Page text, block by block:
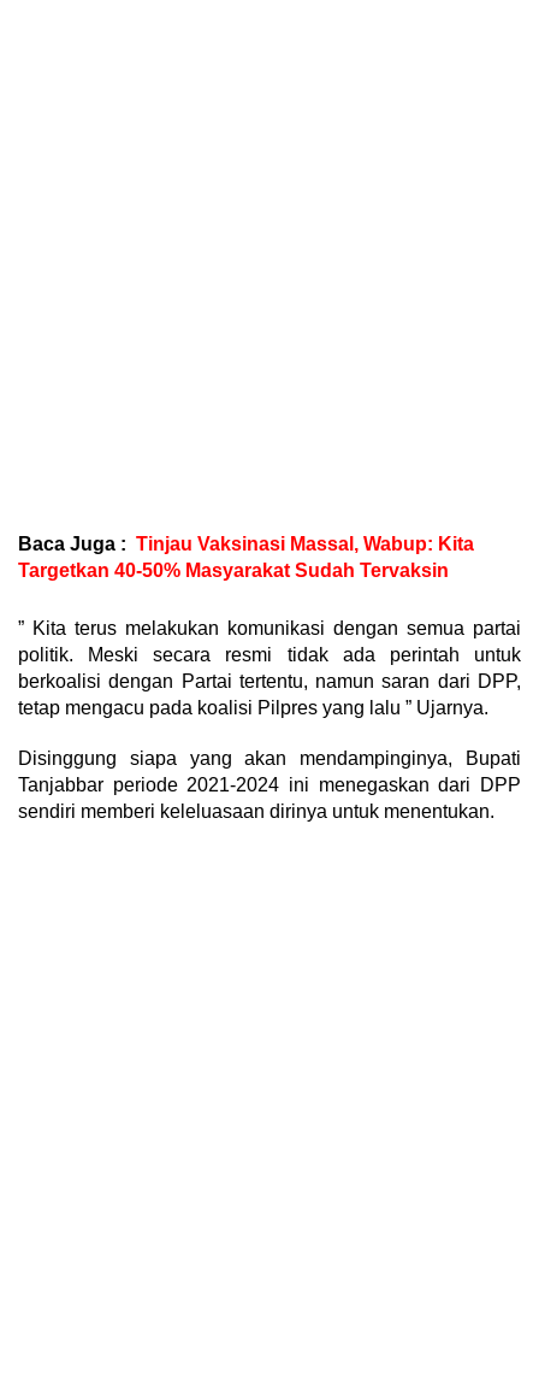
Baca Juga : Tinjau Vaksinasi Massal, Wabup: Kita
Targetkan 40-50% Masyarakat Sudah Tervaksin
” Kita terus melakukan komunikasi dengan semua partai
politik. Meski secara resmi tidak ada perintah untuk
berkoalisi dengan Partai tertentu, namun saran dari DPP,
tetap mengacu pada koalisi Pilpres yang lalu ” Ujarnya.
Disinggung siapa yang akan mendampinginya, Bupati
Tanjabbar periode 2021-2024 ini menegaskan dari DPP
sendiri memberi keleluasaan dirinya untuk menentukan.